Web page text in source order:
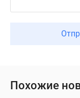
Похожие